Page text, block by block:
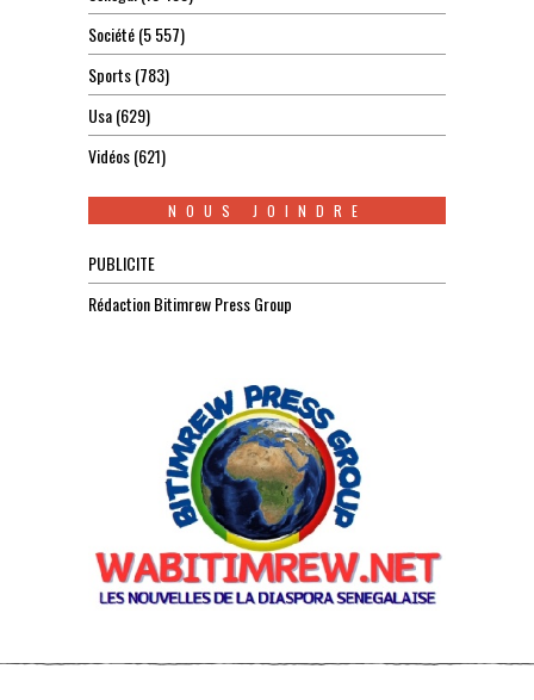
Société(5 557)
Sports(783)
Usa(629)
Vidéos(621)
NOUS JOINDRE
PUBLICITE
Rédaction Bitimrew Press Group